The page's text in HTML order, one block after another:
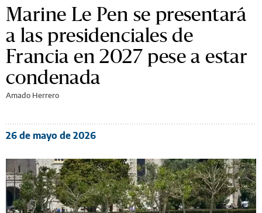
Marine Le Pen se presentará
a las presidenciales de
Francia en 2027 pese a estar
condenada
Amado Herrero
26 de mayo de 2026